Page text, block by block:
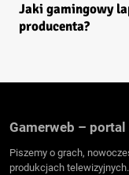
Jaki gamingowy
producenta?
Gamerweb – portal
Piszemy o grach,
produkcjach